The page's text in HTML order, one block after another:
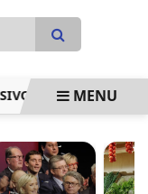
PROJETO ABRE
MENU